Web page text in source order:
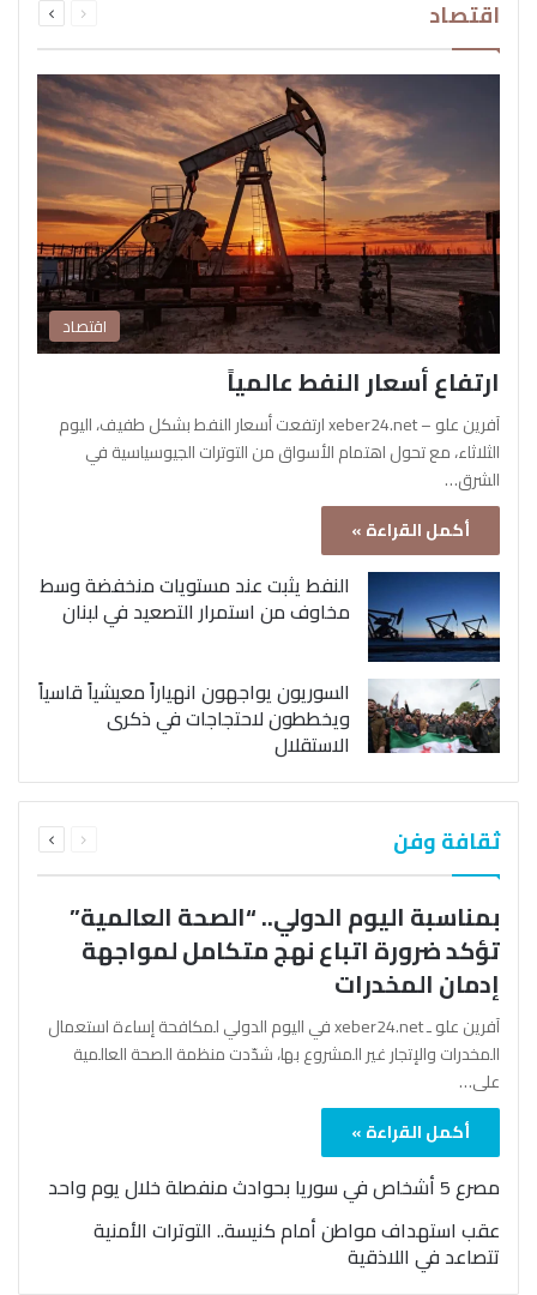
اقتصاد الصفحةالصفحة
اقتصاد
ارتفاع أسعار النفط عالمياً
آفرين علو – xeber24.net ارتفعت أسعار النفط بشكل طفيف، اليوم
الثلاثاء، مع تحول اهتمام الأسواق من التوترات الجيوسياسية في
الشرق…
أكمل القراءة »
النفط يثبت عند مستويات منخفضة وسط
مخاوف من استمرار التصعيد في لبنان
السوريون يواجهون انهياراً معيشياً قاسياً
ويخططون لاحتجاجات في ذكرى
الاستقلال
ثقافة وفن الصفحةالصفحة
بمناسبة اليوم الدولي.. “الصحة العالمية”
تؤكد ضرورة اتباع نهج متكامل لمواجهة
إدمان المخدرات
آفرين علو ـ xeber24.net في اليوم الدولي لمكافحة إساءة استعمال
المخدرات والإتجار غير المشروع بها، شدّدت منظمة الصحة العالمية
على…
أكمل القراءة »
مصرع 5 أشخاص في سوريا بحوادث منفصلة خلال يوم واحد
عقب استهداف مواطن أمام كنيسة.. التوترات الأمنية
تتصاعد في اللاذقية